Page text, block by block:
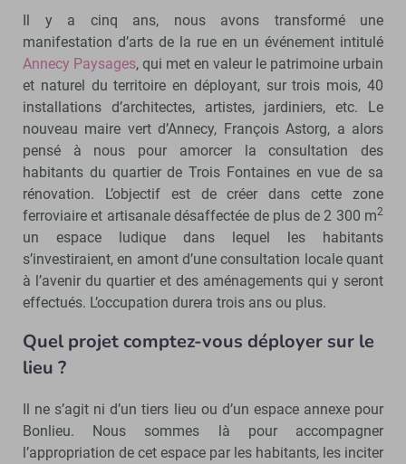
Il y a cinq ans, nous avons transformé une
manifestation d’arts de la rue en un événement intitulé
Annecy Paysages, qui met en valeur le patrimoine urbain
et naturel du territoire en déployant, sur trois mois, 40
installations d’architectes, artistes, jardiniers, etc. Le
nouveau maire vert d’Annecy, François Astorg, a alors
pensé à nous pour amorcer la consultation des
habitants du quartier de Trois Fontaines en vue de sa
rénovation. L’objectif est de créer dans cette zone
ferroviaire et artisanale désaffectée de plus de 2 300 m2
un espace ludique dans lequel les habitants
s’investiraient, en amont d’une consultation locale quant
à l’avenir du quartier et des aménagements qui y seront
effectués. L’occupation durera trois ans ou plus.
Quel projet comptez-vous déployer sur le
lieu ?
Il ne s’agit ni d’un tiers lieu ou d’un espace annexe pour
Bonlieu. Nous sommes là pour accompagner
l’appropriation de cet espace par les habitants, les inciter